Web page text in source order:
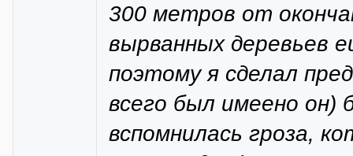
300 метров от
вырванных деревьев
поэтому я сделал
всего был имеено он)
вспомнилась гроза,